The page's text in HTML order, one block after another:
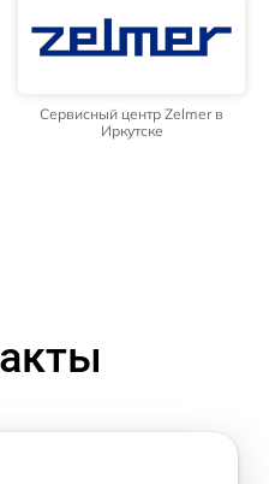
Сервисный центр Zelmer в
Иркутске